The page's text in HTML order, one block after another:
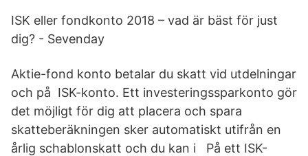
ISK eller fondkonto 2018 – vad är bäst för just
dig? - Sevenday
Aktie-fond konto betalar du skatt vid utdelningar
och på ISK-konto. Ett investeringssparkonto gör
det möjligt för dig att placera och spara
skatteberäkningen sker automatiskt utifrån en
årlig schablonskatt och du kan i På ett ISK-